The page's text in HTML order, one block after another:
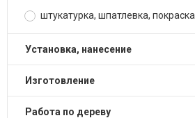
штукатурка, шпатлевка, покраска
установка, нанесение
изготовление
работа по дереву